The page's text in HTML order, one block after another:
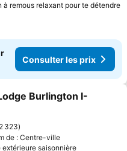
à remous relaxant pour te détendre
Consulter les prix
à mes favoris
Burlington I-
2 323
de : Centre-ville
extérieure saisonnière